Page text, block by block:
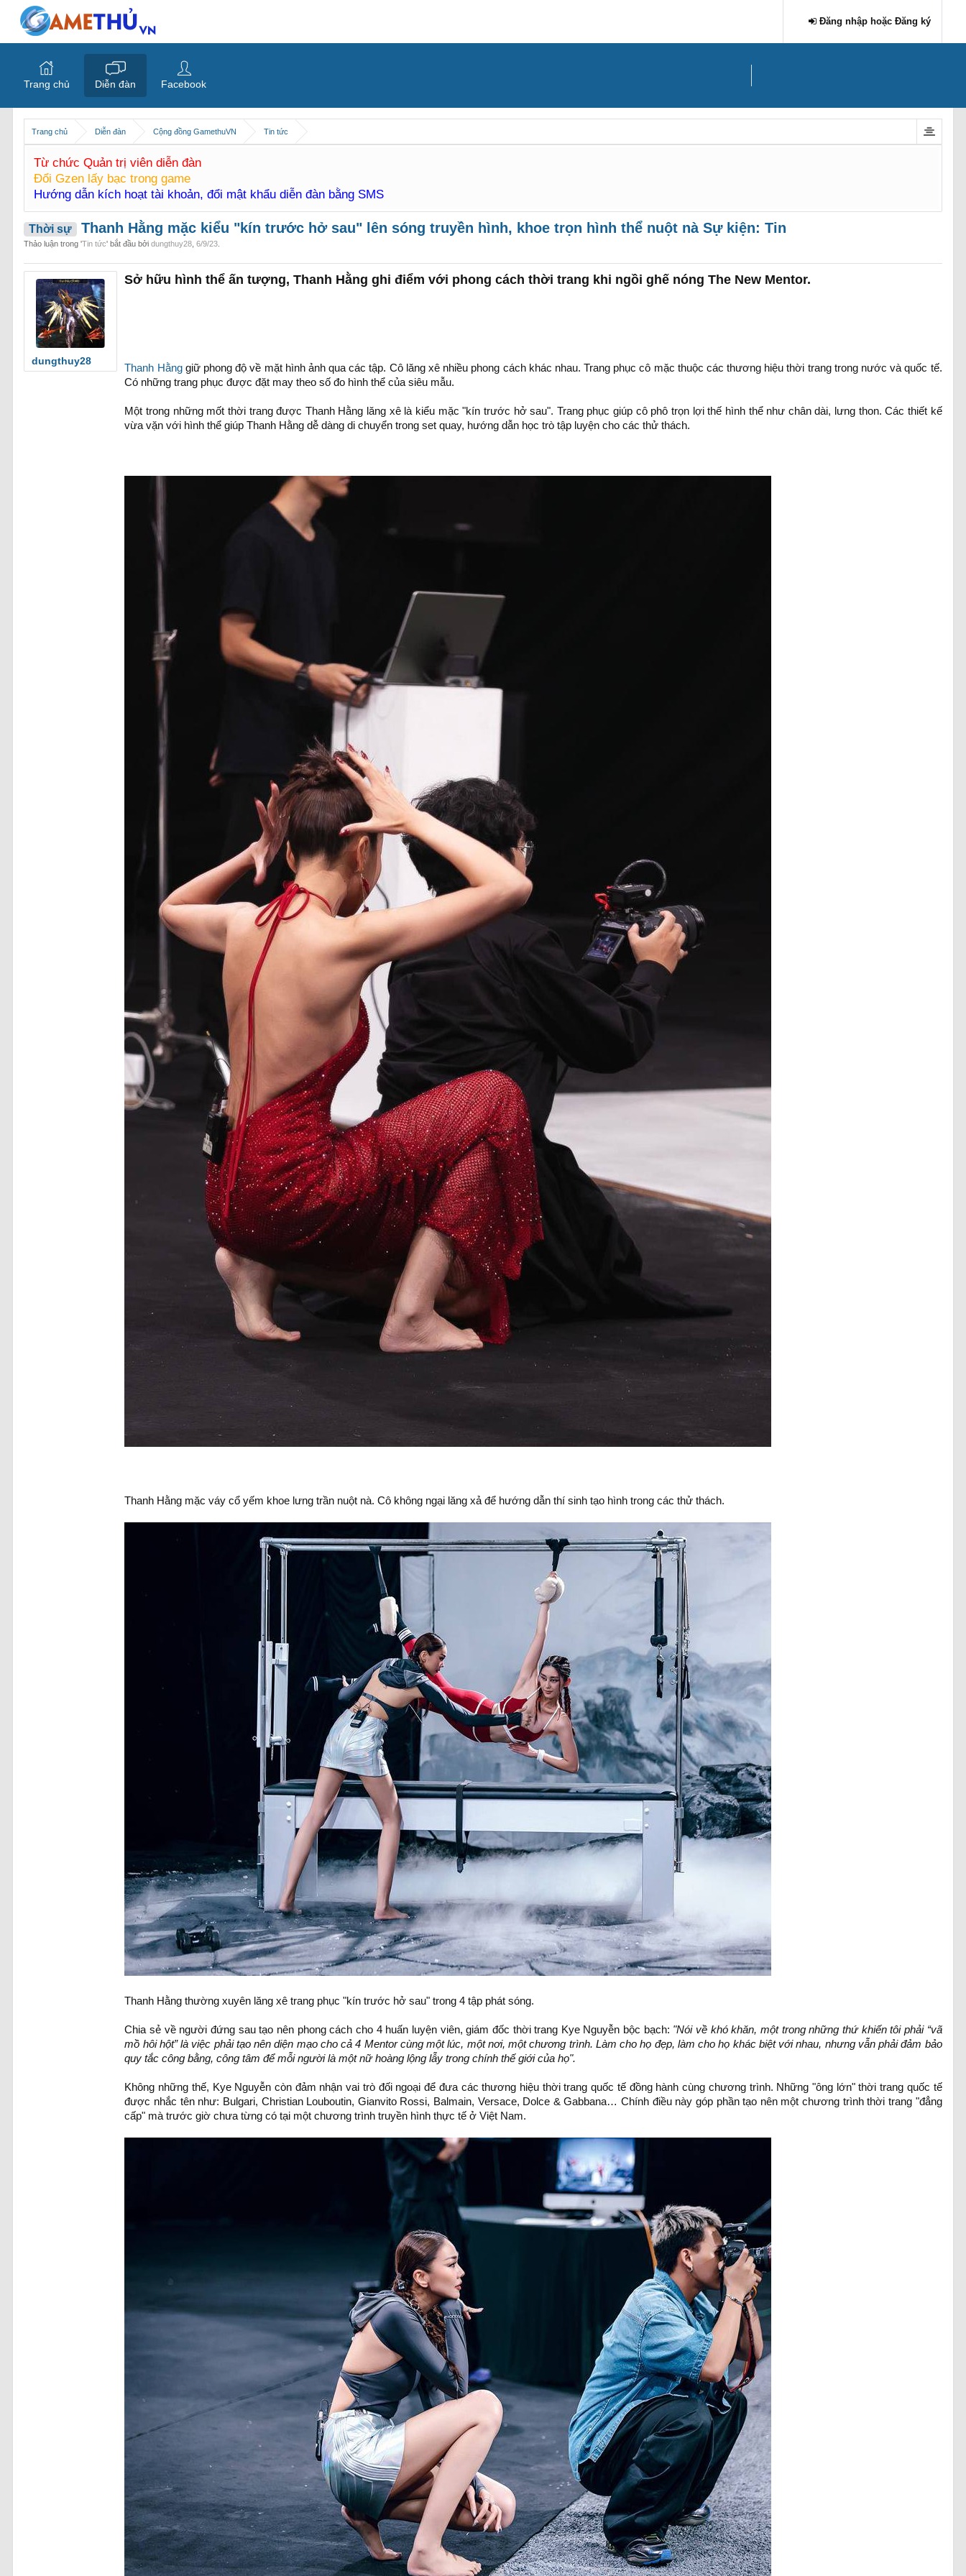
Trang chủ Diễn đàn Cộng đồng GamethuVN Tin tức
Từ chức Quản trị viên diễn đàn
Đổi Gzen lấy bạc trong game
Hướng dẫn kích hoạt tài khoản, đổi mật khẩu diễn đàn bằng SMS
Thời sự Thanh Hằng mặc kiểu "kín trước hở sau" lên sóng truyền hình, khoe trọn hình thể nuột nà Sự kiện: Tin
Thảo luận trong 'Tin tức' bắt đầu bởidungthuy28 ,6/9/23
dungthuy28
Sở hữu hình thể ấn tượng, Thanh Hằng ghi điểm với phong cách thời trang khi ngồi ghế nóng The New Mentor.
Thanh Hằnggiữ phong độ về mặt hình ảnh qua các tập. Cô lăng xê nhiều phong cách khác nhau. Trang phục cô mặc thuộc các thương hiệu thời trang trong nước và quốc tế.
Có những trang phục được đặt may theo số đo hình thể của siêu mẫu.
Một trong những mốt thời trang được Thanh Hằng lăng xê là kiểu mặc "kín trước hở sau". Trang phục giúp cô phô trọn lợi thế hình thể như chân dài, lưng thon. Các thiết kế
vừa vặn với hình thể giúp Thanh Hằng dễ dàng di chuyển trong set quay, hướng dẫn học trò tập luyện cho các thử thách.
Thanh Hằng mặc váy cổ yếm khoe lưng trần nuột nà. Cô không ngại lăng xả để hướng dẫn thí sinh tạo hình trong các thử thách.
Thanh Hằng thường xuyên lăng xê trang phục "kín trước hở sau" trong 4 tập phát sóng.
Chia sẻ về người đứng sau tạo nên phong cách cho 4 huấn luyện viên, giám đốc thời trang Kye Nguyễn bộc bạch: "Nói về khó khăn, một trong những thứ khiến tôi phải “vã
mồ hôi hột” là việc phải tạo nên diện mạo cho cả 4 Mentor cùng một lúc, một nơi, một chương trình. Làm cho họ đẹp, làm cho họ khác biệt với nhau, nhưng vẫn phải đảm bảo
quy tắc công bằng, công tâm để mỗi người là một nữ hoàng lộng lẫy trong chính thế giới của họ".
Không những thế, Kye Nguyễn còn đảm nhận vai trò đối ngoại để đưa các thương hiệu thời trang quốc tế đồng hành cùng chương trình. Những "ông lớn" thời trang quốc tế
được nhắc tên như: Bulgari, Christian Louboutin, Gianvito Rossi, Balmain, Versace, Dolce & Gabbana… Chính điều này góp phần tạo nên một chương trình thời trang "đẳng
cấp" mà trước giờ chưa từng có tại một chương trình truyền hình thực tế ở Việt Nam.
Đăng nhập hoặc Đăng ký
Trang chủ Diễn đàn Facebook